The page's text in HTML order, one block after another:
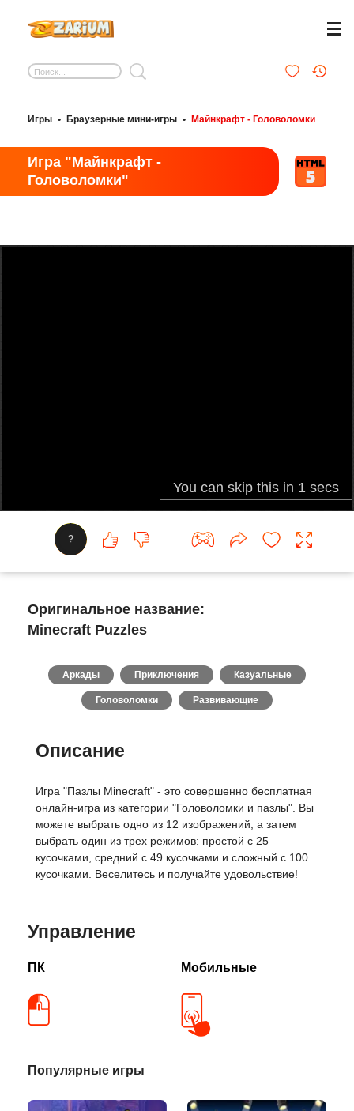
Игры • Браузерные мини-игры • Майнкрафт - Головоломки
Игра "Майнкрафт -
Головоломки"
?
Оригинальное название:
Minecraft Puzzles
Аркады Приключения Казуальные
Головоломки Развивающие
Описание
Игра "Пазлы Minecraft" - это совершенно бесплатная
онлайн-игра из категории "Головоломки и пазлы". Вы
можете выбрать одно из 12 изображений, а затем
выбрать один из трех режимов: простой с 25
кусочками, средний с 49 кусочками и сложный с 100
кусочками. Веселитесь и получайте удовольствие!
Управление
ПК Мобильные
Популярные игры